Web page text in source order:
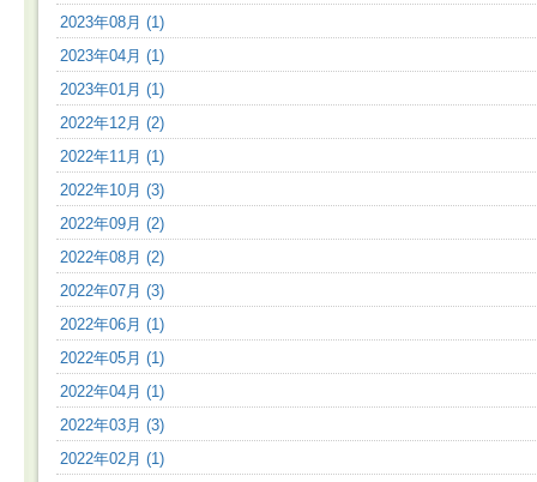
2023年08月 (1)
2023年04月 (1)
2023年01月 (1)
2022年12月 (2)
2022年11月 (1)
2022年10月 (3)
2022年09月 (2)
2022年08月 (2)
2022年07月 (3)
2022年06月 (1)
2022年05月 (1)
2022年04月 (1)
2022年03月 (3)
2022年02月 (1)